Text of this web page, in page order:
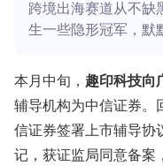
跨境出海赛道从不缺
生一些隐形冠军，默
本月中旬， 趣印科技向
辅导机构为中信证券。
信证券签署上市辅导协
记，获证监局同意备案